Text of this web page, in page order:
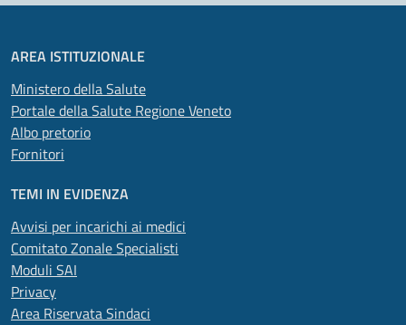
AREA ISTITUZIONALE
Ministero della Salute
Portale della Salute Regione Veneto
Albo pretorio
Fornitori
TEMI IN EVIDENZA
Avvisi per incarichi ai medici
Comitato Zonale Specialisti
Moduli SAI
Privacy
Area Riservata Sindaci